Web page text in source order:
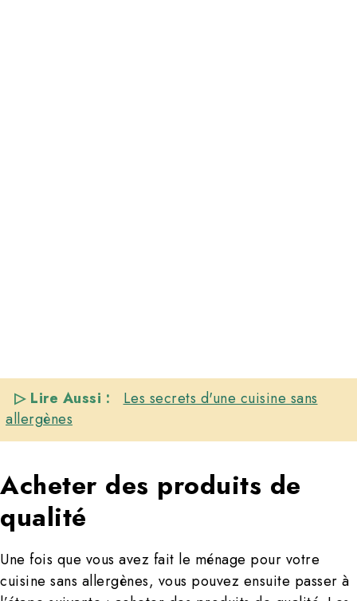
▷ Lire Aussi :
Les secrets d'une cuisine sans
allergènes
Acheter des produits de
qualité
Une fois que vous avez fait le ménage pour votre
cuisine sans allergènes, vous pouvez ensuite passer à